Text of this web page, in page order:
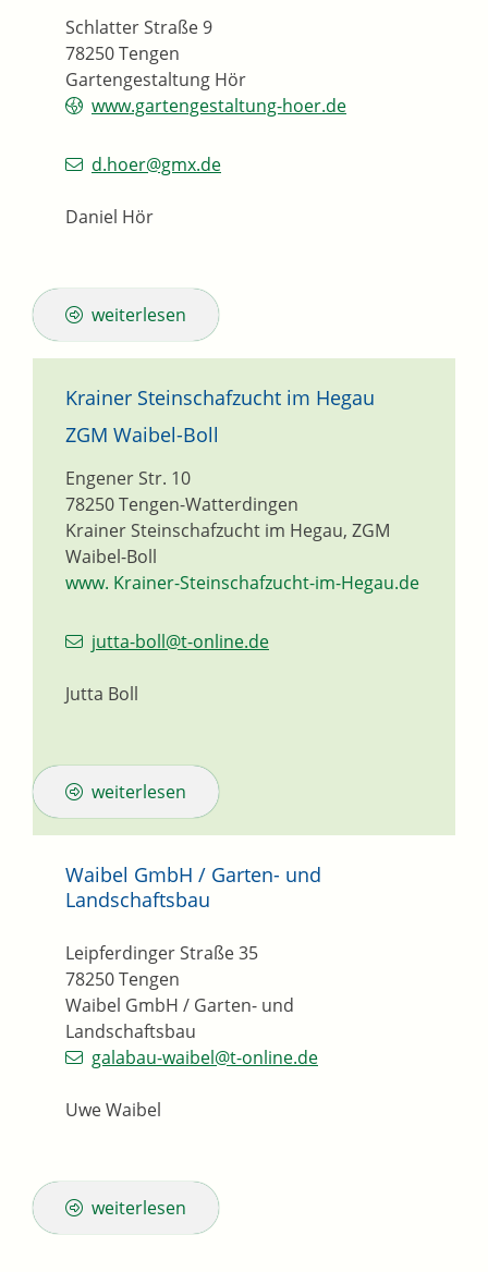
Gartengestaltung Hör
Schlatter Straße 9
78250Tengen
www.gartengestaltung-hoer.de
d.hoer@gmx.de
Daniel Hör
weiterlesen
Krainer Steinschafzucht im Hegau
ZGM Waibel-Boll
Krainer Steinschafzucht im Hegau, ZGM
Waibel-Boll
Engener Str. 10
78250Tengen-Watterdingen
www. Krainer-Steinschafzucht-im-Hegau.de
jutta-boll@t-online.de
Jutta Boll
weiterlesen
Waibel GmbH / Garten- und
Landschaftsbau
Waibel GmbH / Garten- und
Landschaftsbau
Leipferdinger Straße 35
78250Tengen
galabau-waibel@t-online.de
Uwe Waibel
weiterlesen